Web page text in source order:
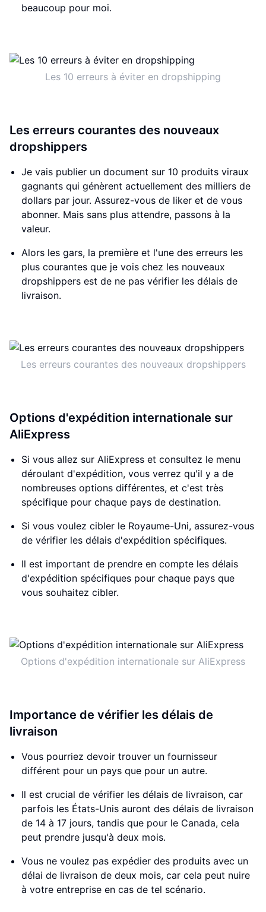
beaucoup pour moi.
Les 10 erreurs à éviter en dropshipping
Les erreurs courantes des nouveaux
dropshippers
Je vais publier un document sur 10 produits viraux
gagnants qui génèrent actuellement des milliers de
dollars par jour. Assurez-vous de liker et de vous
abonner. Mais sans plus attendre, passons à la
valeur.
Alors les gars, la première et l'une des erreurs les
plus courantes que je vois chez les nouveaux
dropshippers est de ne pas vérifier les délais de
livraison.
Les erreurs courantes des nouveaux dropshippers
Options d'expédition internationale sur
AliExpress
Si vous allez sur AliExpress et consultez le menu
déroulant d'expédition, vous verrez qu'il y a de
nombreuses options différentes, et c'est très
spécifique pour chaque pays de destination.
Si vous voulez cibler le Royaume-Uni, assurez-vous
de vérifier les délais d'expédition spécifiques.
Il est important de prendre en compte les délais
d'expédition spécifiques pour chaque pays que
vous souhaitez cibler.
Options d'expédition internationale sur AliExpress
Importance de vérifier les délais de
livraison
Vous pourriez devoir trouver un fournisseur
différent pour un pays que pour un autre.
Il est crucial de vérifier les délais de livraison, car
parfois les États-Unis auront des délais de livraison
de 14 à 17 jours, tandis que pour le Canada, cela
peut prendre jusqu'à deux mois.
Vous ne voulez pas expédier des produits avec un
délai de livraison de deux mois, car cela peut nuire
à votre entreprise en cas de tel scénario.